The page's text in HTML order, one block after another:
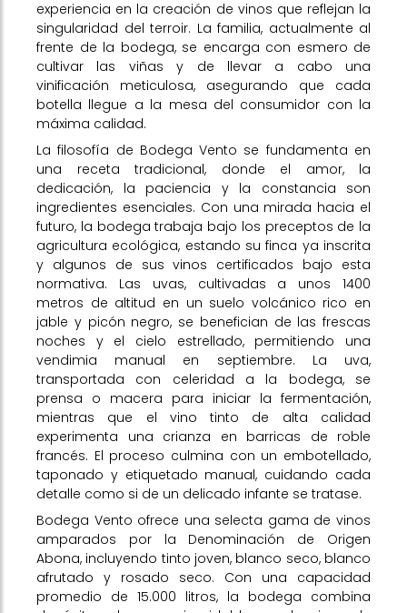
experiencia en la creación de vinos que reflejan la
singularidad del terroir. La familia, actualmente al
frente de la bodega, se encarga con esmero de
cultivar las viñas y de llevar a cabo una
vinificación meticulosa, asegurando que cada
botella llegue a la mesa del consumidor con la
máxima calidad.
La filosofía de Bodega Vento se fundamenta en
una receta tradicional, donde el amor, la
dedicación, la paciencia y la constancia son
ingredientes esenciales. Con una mirada hacia el
futuro, la bodega trabaja bajo los preceptos de la
agricultura ecológica, estando su finca ya inscrita
y algunos de sus vinos certificados bajo esta
normativa. Las uvas, cultivadas a unos 1400
metros de altitud en un suelo volcánico rico en
jable y picón negro, se benefician de las frescas
noches y el cielo estrellado, permitiendo una
vendimia manual en septiembre. La uva,
transportada con celeridad a la bodega, se
prensa o macera para iniciar la fermentación,
mientras que el vino tinto de alta calidad
experimenta una crianza en barricas de roble
francés. El proceso culmina con un embotellado,
taponado y etiquetado manual, cuidando cada
detalle como si de un delicado infante se tratase.
Bodega Vento ofrece una selecta gama de vinos
amparados por la Denominación de Origen
Abona, incluyendo tinto joven, blanco seco, blanco
afrutado y rosado seco. Con una capacidad
promedio de 15.000 litros, la bodega combina